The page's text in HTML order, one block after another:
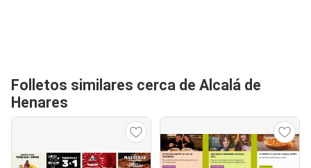
Folletos similares cerca de Alcalá de
Henares